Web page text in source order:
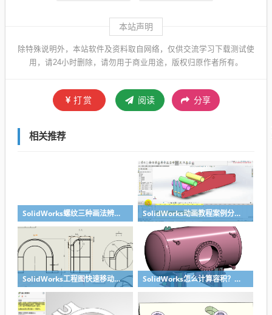
本站声明
除特殊说明外，本站软件及资料取自网络，仅供交流学习下载测试使
用，请24小时删除，请勿用于商业用途，版权归原作者所有。
打赏 阅读 分享
相关推荐
SolidWorks螺纹三种画法辨析异同：装饰螺纹线、螺柱向导、螺纹特征 SolidWorks动画教程案例分享之圆管分料动画，重力自然滑落
SolidWorks工程图快速移动视图位置技巧，溪风实战分享 SolidWorks怎么计算容积？容器的体积？